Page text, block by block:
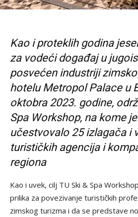
Kao i proteklih godina
za vodeći događaj u
posvećen industriji
hotelu Metropol Palace u
oktobra 2023. godine,
Spa Workshop, na kome
učestvovalo 25 izlagača i
turističkih agencija i
regiona
Kao i uvek, cilj TU Ski & Spa
prilika za povezivanje turističkih
zimskog turizma i da se predstave